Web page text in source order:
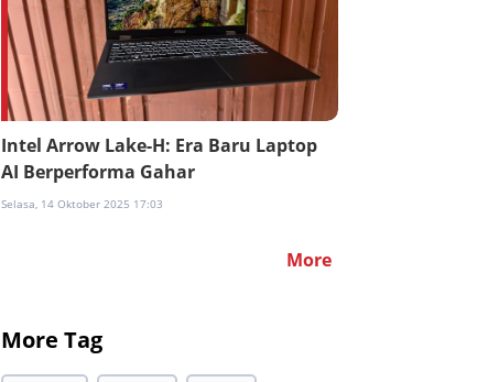
Intel Arrow Lake-H: Era Baru Laptop
AI Berperforma Gahar
Selasa, 14 Oktober 2025 17:03
More
More Tag